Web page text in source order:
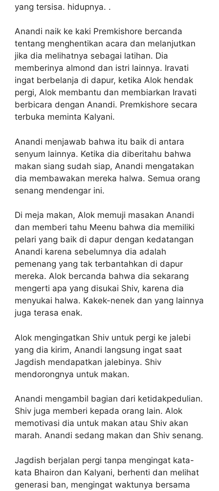
yang tersisa. hidupnya. .
Anandi naik ke kaki Premkishore bercanda
tentang menghentikan acara dan melanjutkan
jika dia melihatnya sebagai latihan. Dia
memberinya almond dan istri lainnya. Iravati
ingat berbelanja di dapur, ketika Alok hendak
pergi, Alok membantu dan membiarkan Iravati
berbicara dengan Anandi. Premkishore secara
terbuka meminta Kalyani.
Anandi menjawab bahwa itu baik di antara
senyum lainnya. Ketika dia diberitahu bahwa
makan siang sudah siap, Anandi mengatakan
dia membawakan mereka halwa. Semua orang
senang mendengar ini.
Di meja makan, Alok memuji masakan Anandi
dan memberi tahu Meenu bahwa dia memiliki
pelari yang baik di dapur dengan kedatangan
Anandi karena sebelumnya dia adalah
pemenang yang tak terbantahkan di dapur
mereka. Alok bercanda bahwa dia sekarang
mengerti apa yang disukai Shiv, karena dia
menyukai halwa. Kakek-nenek dan yang lainnya
juga terasa enak.
Alok mengingatkan Shiv untuk pergi ke jalebi
yang dia kirim, Anandi langsung ingat saat
Jagdish mendapatkan jalebinya. Shiv
mendorongnya untuk makan.
Anandi mengambil bagian dari ketidakpedulian.
Shiv juga memberi kepada orang lain. Alok
memotivasi dia untuk makan atau Shiv akan
marah. Anandi sedang makan dan Shiv senang.
Jagdish berjalan pergi tanpa mengingat kata-
kata Bhairon dan Kalyani, berhenti dan melihat
generasi ban, mengingat waktunya bersama